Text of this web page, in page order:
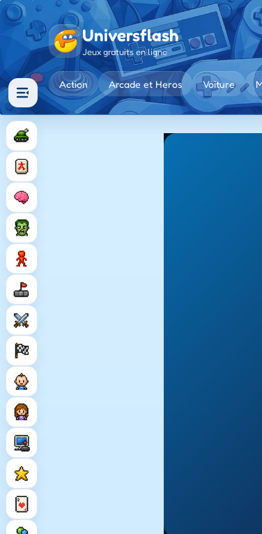
Universflash
Jeux gratuits en ligne
Action Arcade et Heros Voiture